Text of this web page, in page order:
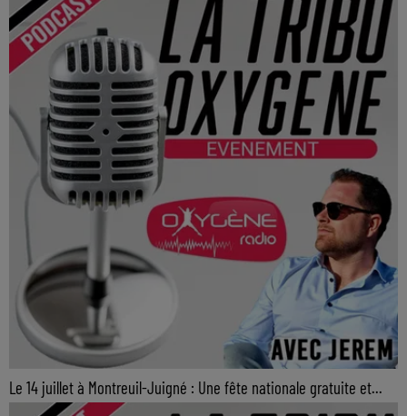
Le 14 juillet à Montreuil-Juigné : Une fête nationale gratuite et...